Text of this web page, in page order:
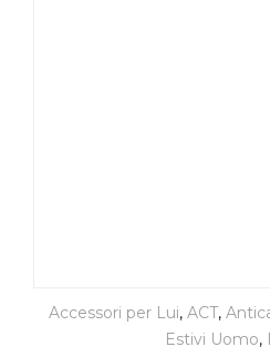
Accessori per Lui, ACT,
Estivi Uomo,